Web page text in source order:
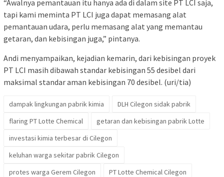
“Awalnya pemantauan itu hanya ada di dalam site PT LCI saja,
tapi kami meminta PT LCI juga dapat memasang alat
pemantauan udara, perlu memasang alat yang memantau
getaran, dan kebisingan juga,” pintanya.
Andi menyampaikan, kejadian kemarin, dari kebisingan proyek
PT LCI masih dibawah standar kebisingan 55 desibel dari
maksimal standar aman kebisingan 70 desibel. (uri/tia)
dampak lingkungan pabrik kimia
DLH Cilegon sidak pabrik
flaring PT Lotte Chemical
getaran dan kebisingan pabrik Lotte
investasi kimia terbesar di Cilegon
keluhan warga sekitar pabrik Cilegon
protes warga Gerem Cilegon
PT Lotte Chemical Cilegon